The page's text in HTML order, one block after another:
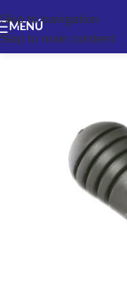
Skip to navigation
Skip to main content
MENÚ